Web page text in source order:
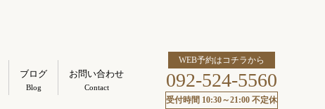
ブログ
Blog
お問い合わせ
Contact
WEB予約はコチラから
092-524-5560
受付時間 10:30～21:00 不定休